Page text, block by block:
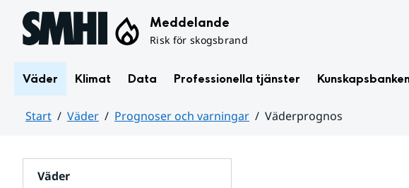
Hoppa till sidans innehåll Meddelande
Risk för skogsbrand
Väder Klimat Data Professionella tjänster
Start Väder Prognoser och varningar
Väderprognos
Väder
för
varningar